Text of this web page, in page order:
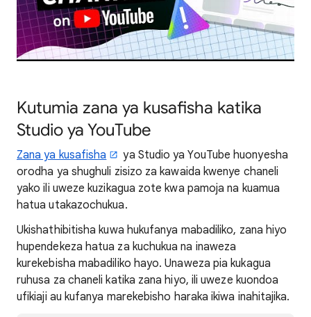
Kutumia zana ya kusafisha katika
Studio ya YouTube
Zana ya kusafisha
ya Studio ya YouTube huonyesha
orodha ya shughuli zisizo za kawaida kwenye chaneli
yako ili uweze kuzikagua zote kwa pamoja na kuamua
hatua utakazochukua.
Ukishathibitisha kuwa hukufanya mabadiliko, zana hiyo
hupendekeza hatua za kuchukua na inaweza
kurekebisha mabadiliko hayo. Unaweza pia kukagua
ruhusa za chaneli katika zana hiyo, ili uweze kuondoa
ufikiaji au kufanya marekebisho haraka ikiwa inahitajika.